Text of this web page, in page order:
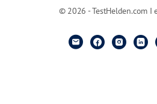
© 2026 - TestHelden.com I